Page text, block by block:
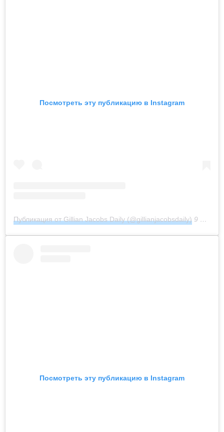
Посмотреть эту публикацию в Instagram
Публикация от Gillian Jacobs Daily (@gillianjacobsdaily) 9 Фев 2019 в 2:48 PST
Посмотреть эту публикацию в Instagram